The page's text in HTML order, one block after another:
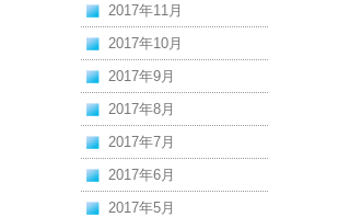
2017年11月
2017年10月
2017年9月
2017年8月
2017年7月
2017年6月
2017年5月